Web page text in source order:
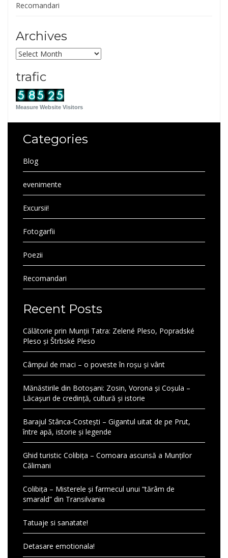
Recomandari
Archives
Archives
trafic
Measure Website Visitors
Categories
Blog
evenimente
Excursii!
Fotogarfii
Poezii
Recomandari
Recent Posts
Călătorie prin Munții Tatra: Zelené Pleso, Popradské
Pleso și Štrbské Pleso
Câmpul de maci – o poveste în roșu și vânt
Mănăstirile din Botoșani: Zosin, Vorona și Coșula –
Lăcașuri de credință, cultură și istorie
Barajul Stânca-Costești – Gigantul uitat de pe Prut,
între apă, istorie și legende
Ghid turistic Colibița – Comoara ascunsă a Munților
Călimani
Colibița – Misterele și farmecul unui “tărâm de
smarald” din Transilvania
Tatuaje si sanatate!
Detasare emotionala!